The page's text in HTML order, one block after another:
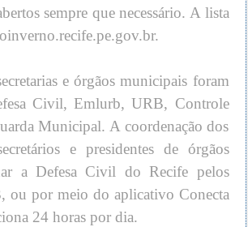
sempre que necessário. A lista
e órgãos municipais foram
Civil, Emlurb, URB, Controle
Municipal. A coordenação dos
e presidentes de órgãos
a Defesa Civil do Recife pelos
ou por meio do aplicativo Conecta
24 horas por dia.